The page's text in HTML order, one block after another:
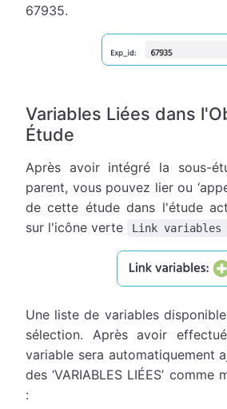
67935.
Variables Liées dans
Étude
Après avoir intégré la sous-
parent, vous pouvez lier ou
de cette étude dans l'étude
sur l'icône verte
Link variables
Une liste de variables
sélection. Après avoir
variable sera automatiquement
des ‘VARIABLES LIÉES’
: